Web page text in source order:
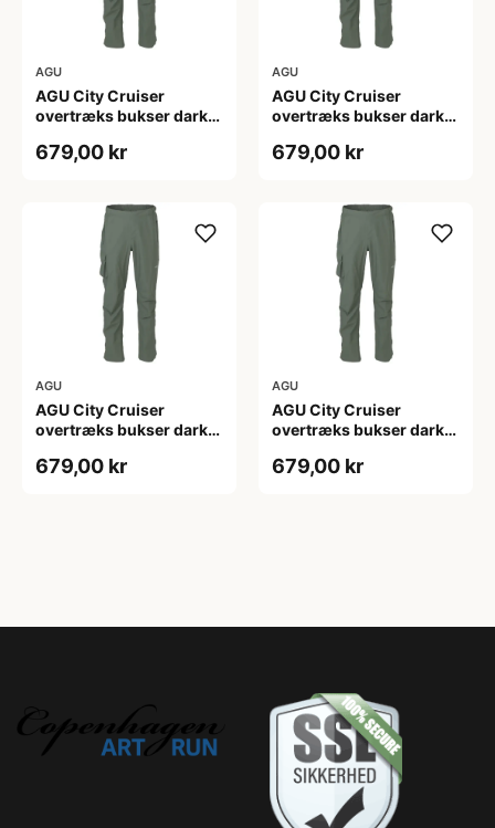
AGU
AGU City Cruiser
overtræks bukser dark
679,00 kr
AGU
AGU City Cruiser
overtræks bukser dark
679,00 kr
AGU
AGU City Cruiser
overtræks bukser dark
679,00 kr
AGU
AGU City Cruiser
overtræks bukser dark
679,00 kr